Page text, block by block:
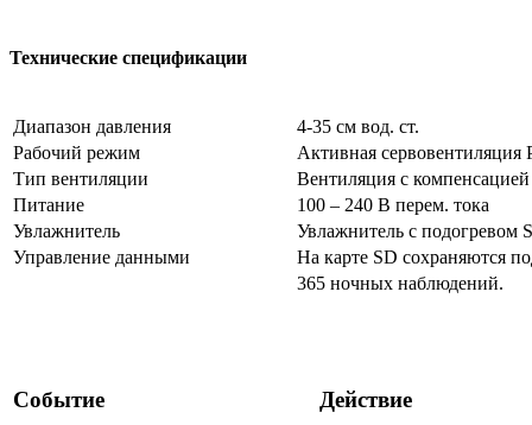
Технические спецификации
Диапазон давления
4-35 см вод. ст.
Рабочий режим
Активная сервовентиляция
Тип вентиляции
Вентиляция с
Питание
100 – 240 В перем. тока
Увлажнитель
Увлажнитель с подогревом
Управление данными
На карте SD сохраняются
365 ночных наблюдений.
Событие Действие